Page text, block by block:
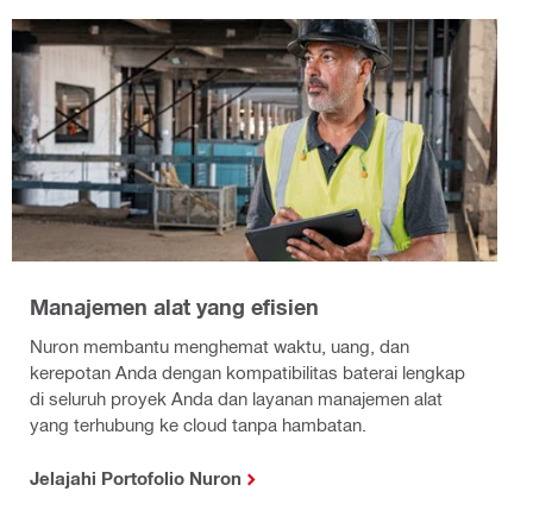
Manajemen alat yang efisien
Nuron membantu menghemat waktu, uang, dan
kerepotan Anda dengan kompatibilitas baterai lengkap
di seluruh proyek Anda dan layanan manajemen alat
yang terhubung ke cloud tanpa hambatan.
Jelajahi Portofolio Nuron